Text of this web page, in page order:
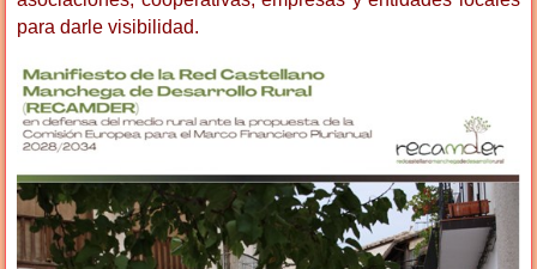
para darle visibilidad.